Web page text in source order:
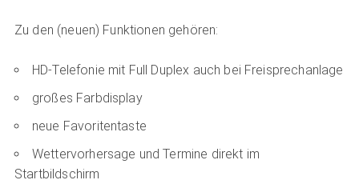
Zu den (neuen) Funktionen gehören:
HD-Telefonie mit Full Duplex auch bei Freisprechanlage
großes Farbdisplay
neue Favoritentaste
Wettervorhersage und Termine direkt im
Startbildschirm